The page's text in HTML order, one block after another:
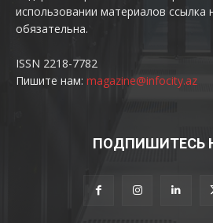
использовании материалов ссылка
обязательна.
ISSN 2218-7782
Пишите нам: magazine@infocity.az
ПОДПИШИТЕСЬ